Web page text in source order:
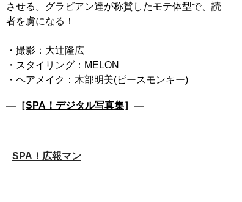
させる。グラビアン達が称賛したモテ体型で、読
者を虜になる！
・撮影：大辻隆広
・スタイリング：MELON
―［SPA！デジタル写真集］―
SPA！広報マン